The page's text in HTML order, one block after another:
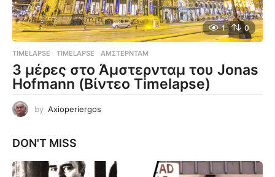
1 0
TIMELAPSE TIMELAPSE ,ΆΜΣΤΕΡΝΤΑΜ
3 μέρες στο Άμστερνταμ του Jonas
Hofmann (Βίντεο Timelapse)
by Axioperiergos
DON'T MISS